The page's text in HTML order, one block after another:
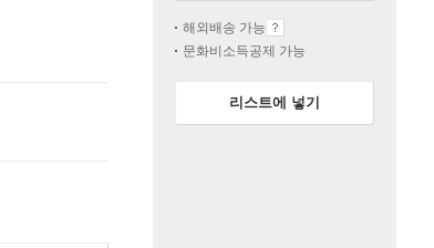
해외배송 가능
문화비소득공제 가능
리스트에 넣기